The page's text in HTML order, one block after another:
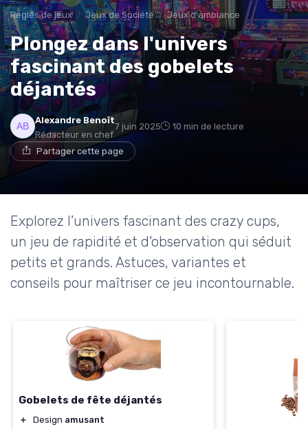
Regles de jeux Jeux de Société Jeux d'ambiance
Plongez dans l'univers
fascinant des gobelets
déjantés
Alexandre Benoît
Rédacteur en chef
7 juin 2025 10 min de lecture
Partager cette page
Explorez l’univers fascinant des crazy cups,
un jeu de rapidité et d’observation qui séduit
petits et grands. Astuces, variantes et
conseils pour maîtriser ce jeu incontournable.
Gobelets de fête déjantés
＋ Design amusant